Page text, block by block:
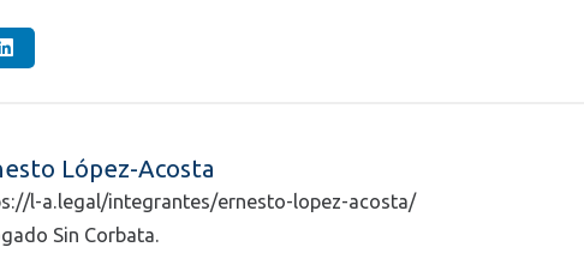
López-Acosta
l-a.legal/integrantes/ernesto-lopez-acosta/
Sin Corbata.